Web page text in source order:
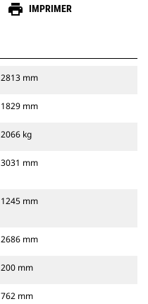
print IMPRIMER
2813 mm
1829 mm
2066 kg
3031 mm
1245 mm
2686 mm
200 mm
762 mm